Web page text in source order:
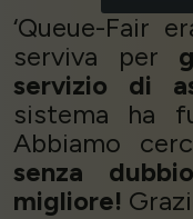
‘Queue-Fair
serviva per
servizio di
sistema ha
Abbiamo
senza dubbio
migliore!